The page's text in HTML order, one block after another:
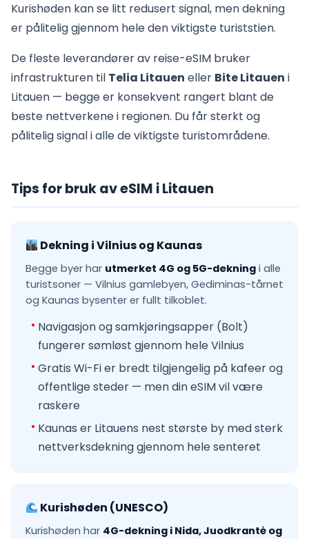
Kurishøden kan se litt redusert signal, men dekning
er pålitelig gjennom hele den viktigste turiststien.
De fleste leverandører av reise-eSIM bruker
infrastrukturen til Telia Litauen eller Bite Litauen i
Litauen — begge er konsekvent rangert blant de
beste nettverkene i regionen. Du får sterkt og
pålitelig signal i alle de viktigste turistområdene.
Tips for bruk av eSIM i Litauen
Dekning i Vilnius og Kaunas
Begge byer har utmerket 4G og 5G-dekning i alle
turistsoner — Vilnius gamlebyen, Gediminas-tårnet
og Kaunas bysenter er fullt tilkoblet.
Navigasjon og samkjøringsapper (Bolt)
fungerer sømløst gjennom hele Vilnius
Gratis Wi-Fi er bredt tilgjengelig på kafeer og
offentlige steder — men din eSIM vil være
raskere
Kaunas er Litauens nest største by med sterk
nettverksdekning gjennom hele senteret
Kurishøden (UNESCO)
Kurishøden har 4G-dekning i Nida, Juodkrantė og